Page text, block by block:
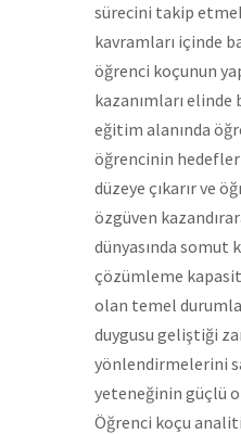
sürecini takip
kavramları içinde
öğrenci koçunun
kazanımları
eğitim alanında
öğrencinin
düzeye çıkarır ve
özgüven
dünyasında somut
çözümleme
olan temel
duygusu geliştiği
yönlendirmelerini
yeteneğinin güçlü
Öğrenci koçu